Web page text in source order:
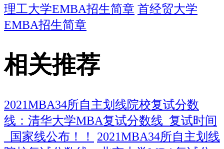
理工大学EMBA招生简章 首经贸大学
EMBA招生简章
相关推荐
2021MBA34所自主划线院校复试分数
线：清华大学MBA复试分数线_复试时间
_国家线公布！！
2021MBA34所自主划线